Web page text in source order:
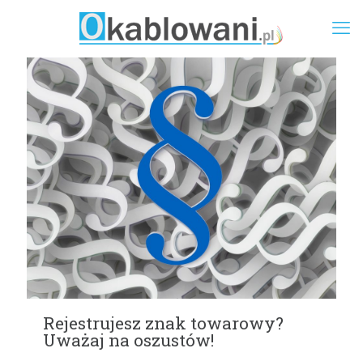
Rejestrujesz znak towarowy?
Uważaj na oszustów!